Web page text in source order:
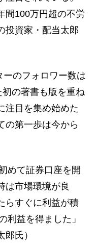
間100万円超の不労
投資家・配当太郎
のフォロワー数は
の著書も版を重ね
注目を集め始めた
の第一歩は今から
めて証券口座を開
は市場環境が良
らすぐに利益が積
利益を得ました」
郎氏）